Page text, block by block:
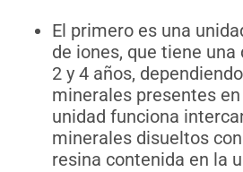
El primero es una
de iones, que tiene
2 y 4 años,
minerales presentes
unidad funciona
minerales disueltos
resina contenida en la